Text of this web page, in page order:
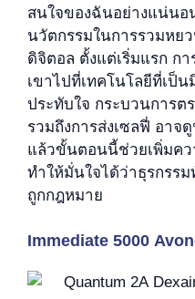
สนใจของฉันอย่างแน่นอ
นวัตกรรมในการรวมหย
ดิจิตอล ตั้งแต่เริ่มแรก ก
เขาไปที่เทคโนโลยีที่เป็
ประทับใจ กระบวนการต
รวมถึงการส่งเซลฟี่ อาจ
แล้วขั้นตอนนี้ช่วยเพิ่มค
ทำให้มั่นใจได้ว่าธุรกรร
ถูกกฎหมาย
Immediate 5000